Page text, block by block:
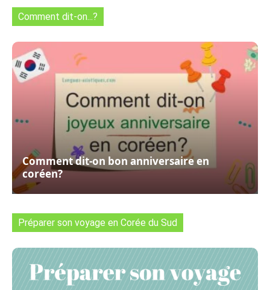
Comment dit-on...?
Comment dit-on bon anniversaire en
coréen?
Préparer son voyage en Corée du Sud